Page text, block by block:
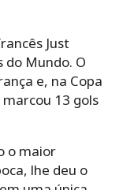
Just
do Mundo. O
e, na Copa
13 gols
o maior
lhe deu o